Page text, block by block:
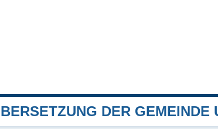
DER GEMEINDE